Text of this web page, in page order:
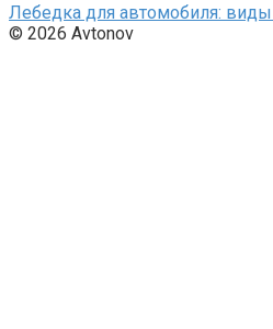
Лебедка для автомобиля:
© 2026 Avtonov